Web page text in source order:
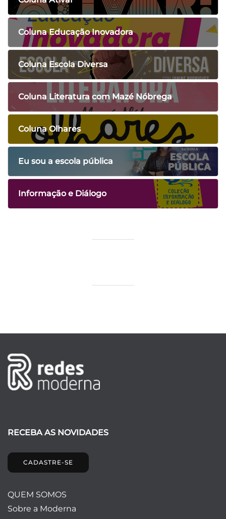
Coluna Educação Inovadora
Coluna Escola Diversa
Coluna Literatura com Mazé Nóbrega
Coluna Olhares
Eu sou a escola pública
Informação e Diálogo
RECEBA AS NOVIDADES
CADASTRE-SE
QUEM SOMOS
Sobre a Moderna